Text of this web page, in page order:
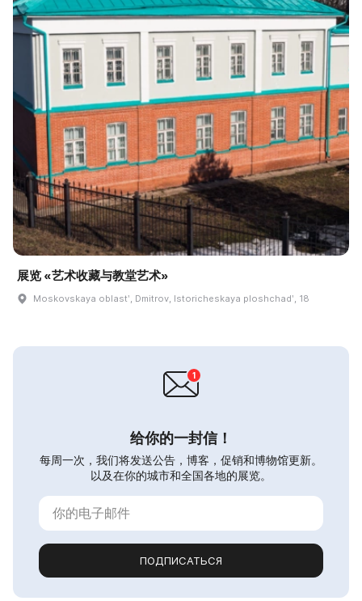
展览 «艺术收藏与教堂艺术»
Moskovskaya oblastʹ, Dmitrov, Istoricheskaya ploshchadʹ, 18
给你的一封信！
每周一次，我们将发送公告，博客，促销和博物馆更新。
以及在你的城市和全国各地的展览。
ПОДПИСАТЬСЯ